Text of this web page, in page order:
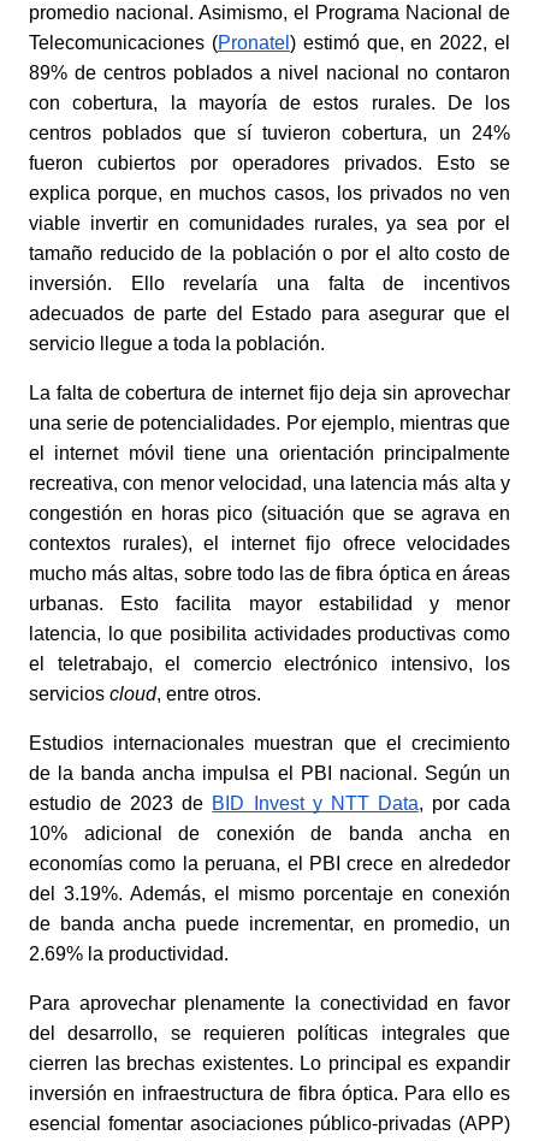
promedio nacional. Asimismo, el Programa Nacional de
Telecomunicaciones (Pronatel ) estimó que, en 2022, el
89% de centros poblados a nivel nacional no contaron
con cobertura, la mayoría de estos rurales. De los
centros poblados que sí tuvieron cobertura, un 24%
fueron cubiertos por operadores privados. Esto se
explica porque, en muchos casos, los privados no ven
viable invertir en comunidades rurales, ya sea por el
tamaño reducido de la población o por el alto costo de
inversión. Ello revelaría una falta de incentivos
adecuados de parte del Estado para asegurar que el
servicio llegue a toda la población.
La falta de cobertura de internet fijo deja sin aprovechar
una serie de potencialidades. Por ejemplo, mientras que
el internet móvil tiene una orientación principalmente
recreativa, con menor velocidad, una latencia más alta y
congestión en horas pico (situación que se agrava en
contextos rurales), el internet fijo ofrece velocidades
mucho más altas, sobre todo las de fibra óptica en áreas
urbanas. Esto facilita mayor estabilidad y menor
latencia, lo que posibilita actividades productivas como
el teletrabajo, el comercio electrónico intensivo, los
servicios cloud, entre otros.
Estudios internacionales muestran que el crecimiento
de la banda ancha impulsa el PBI nacional. Según un
estudio de 2023 de BID Invest y NTT Data, por cada
10% adicional de conexión de banda ancha en
economías como la peruana, el PBI crece en alrededor
del 3.19%. Además, el mismo porcentaje en conexión
de banda ancha puede incrementar, en promedio, un
2.69% la productividad.
Para aprovechar plenamente la conectividad en favor
del desarrollo, se requieren políticas integrales que
cierren las brechas existentes. Lo principal es expandir
inversión en infraestructura de fibra óptica. Para ello es
esencial fomentar asociaciones público-privadas (APP)